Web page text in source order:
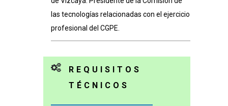
las tecnologías relacionadas con el ejercicio
profesional del CGPE.
REQUISITOS
TÉCNICOS